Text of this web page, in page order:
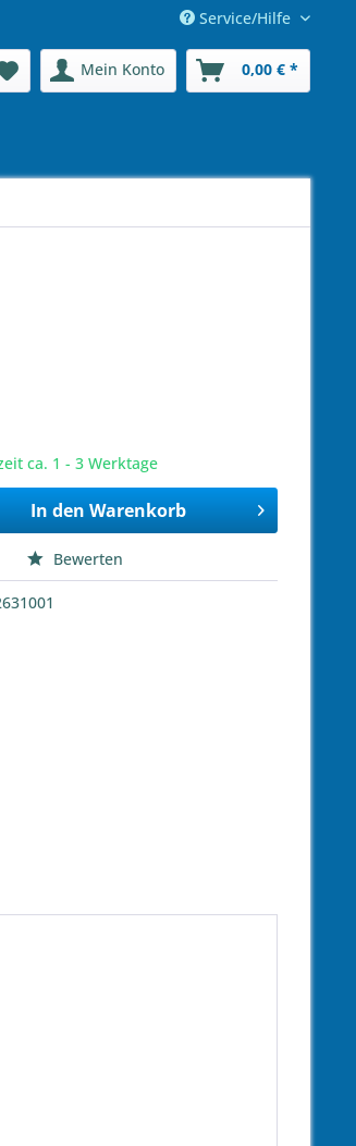
Service/Hilfe
Mein Konto 0,00 € *
ca. 1 - 3 Werktage
In den Warenkorb
Bewerten